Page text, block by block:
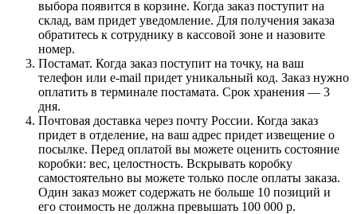
выбора появится в корзине. Когда заказ поступит на
склад, вам придет уведомление. Для получения заказа
обратитесь к сотруднику в кассовой зоне и назовите
номер.
Постамат. Когда заказ поступит на точку, на ваш
телефон или e-mail придет уникальный код. Заказ нужно
оплатить в терминале постамата. Срок хранения — 3
дня.
Почтовая доставка через почту России. Когда заказ
придет в отделение, на ваш адрес придет извещение о
посылке. Перед оплатой вы можете оценить состояние
коробки: вес, целостность. Вскрывать коробку
самостоятельно вы можете только после оплаты заказа.
Один заказ может содержать не больше 10 позиций и
его стоимость не должна превышать 100 000 р.